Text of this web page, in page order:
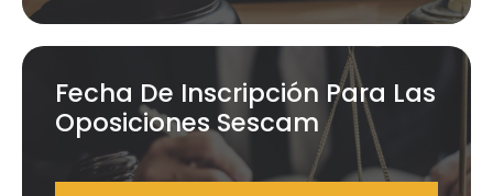
Fecha De Inscripción Para Las
Oposiciones Sescam